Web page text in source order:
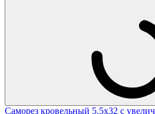
Саморез кровельный 5,5х32 с